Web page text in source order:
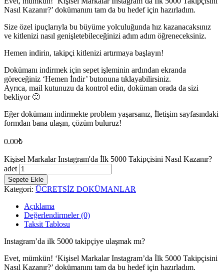
Nasıl Kazanır?’ dokümanını tam da bu hedef için hazırladım.
Size özel ipuçlarıyla bu büyüme yolculuğunda hız kazanacaksınız
ve kitlenizi nasıl genişletebileceğinizi adım adım öğreneceksiniz.
Hemen indirin, takipçi kitlenizi artırmaya başlayın!
Dokümanı indirmek için sepet işleminin ardından ekranda
göreceğiniz ‘Hemen İndir’ butonuna tıklayabilirsiniz.
Ayrıca, mail kutunuzu da kontrol edin, doküman orada da sizi
bekliyor 🙂
Eğer dokümanı indirmekte problem yaşarsanız, İletişim sayfasındaki
formdan bana ulaşın, çözüm buluruz!
0.00₺
Kişisel Markalar Instagram'da İlk 5000 Takipçisini Nasıl Kazanır?
adet
Sepete Ekle
Kategori: ÜCRETSİZ DOKÜMANLAR
Açıklama
Değerlendirmeler (0)
Taksit Tablosu
Instagram’da ilk 5000 takipçiye ulaşmak mı?
Evet, mümkün! ‘Kişisel Markalar Instagram’da İlk 5000 Takipçisini
Nasıl Kazanır?’ dokümanını tam da bu hedef için hazırladım.